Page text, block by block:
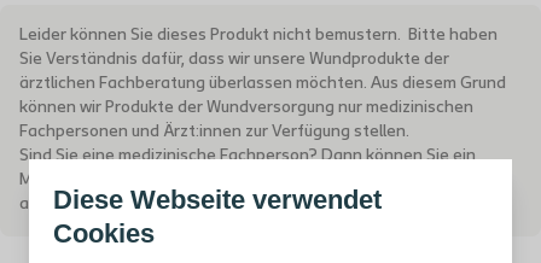
Diese Webseite verwendet
Cookies
334453 - 10x10 cm - MiGeL Rückvergütungsnr.:
35.05.03.03.1 - PH Code: 5535970
334463 - 12.5x12.5 cm - MiGeL Rückvergütungsnr.:
35.05.03.03.1 - PH Code: 5535993
Leider können Sie dieses Produkt nicht bemustern. Bitte haben
Sie Verständnis dafür, dass wir unsere Wundprodukte der
ärztlichen Fachberatung überlassen möchten. Aus diesem Grund
können wir Produkte der Wundversorgung nur medizinischen
Fachpersonen und Ärzt:innen zur Verfügung stellen.
Sind Sie eine medizinische Fachperson? Dann können Sie ein
Muster gerne über unseren Produktkatalog für Fachpersonen
anfragen:Zum Produktkatalog für Fachpersonen